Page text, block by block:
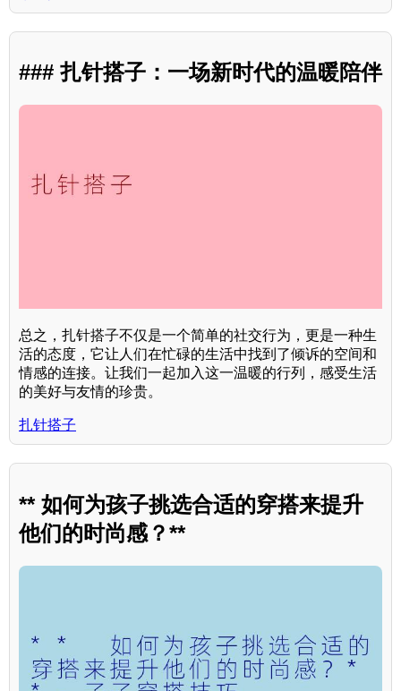
### 扎针搭子：一场新时代的温暖陪伴
总之，扎针搭子不仅是一个简单的社交行为，更是一种生
活的态度，它让人们在忙碌的生活中找到了倾诉的空间和
情感的连接。让我们一起加入这一温暖的行列，感受生活
的美好与友情的珍贵。
扎针搭子
** 如何为孩子挑选合适的穿搭来提升
他们的时尚感？**